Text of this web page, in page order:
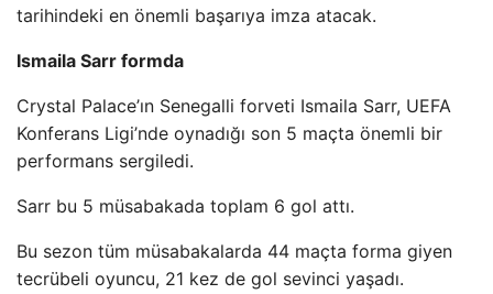
tarihindeki en önemli başarıya imza atacak.
Ismaila Sarr formda
Crystal Palace’ın Senegalli forveti Ismaila Sarr, UEFA
Konferans Ligi’nde oynadığı son 5 maçta önemli bir
performans sergiledi.
Sarr bu 5 müsabakada toplam 6 gol attı.
Bu sezon tüm müsabakalarda 44 maçta forma giyen
tecrübeli oyuncu, 21 kez de gol sevinci yaşadı.